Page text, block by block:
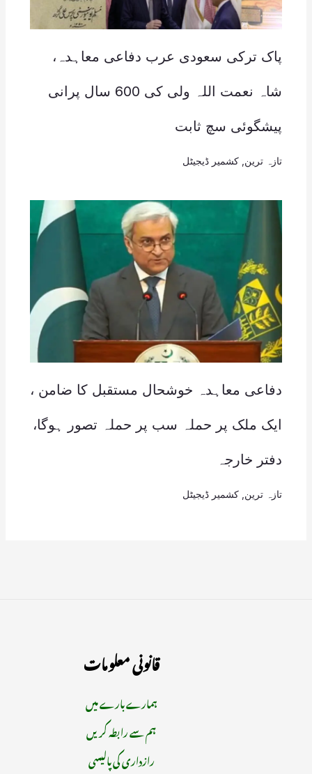
پاک ترکی سعودی عرب دفاعی معاہدہ،
شاہ نعمت اللہ ولی کی 600 سال پرانی
پیشگوئی سچ ثابت
تازہ ترین کشمیر ڈیجیٹل
دفاعی معاہدہ خوشحال مستقبل کا ضامن ،
ایک ملک پر حملہ سب پر حملہ تصور ہوگا،
دفتر خارجہ
تازہ ترین کشمیر ڈیجیٹل
قانونی معلومات
ہمارے بارے میں
ہم سے رابطہ کریں
رازداری کی پالیسی